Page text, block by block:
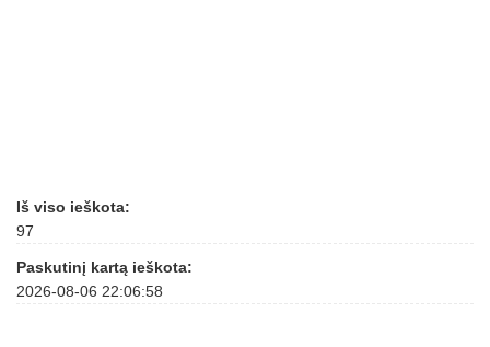
Iš viso ieškota:
97
Paskutinį kartą ieškota:
2026-08-06 22:06:58